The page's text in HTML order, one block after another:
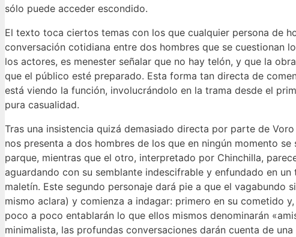
sólo puede acceder escondido.
El texto toca ciertos temas con los que cualquier persona de
conversación cotidiana entre dos hombres que se cuestionan
los actores, es menester señalar que no hay telón, y que la
que el público esté preparado. Esta forma tan directa de
está viendo la función, involucrándolo en la trama desde el
pura casualidad.
Tras una insistencia quizá demasiado directa por parte de
nos presenta a dos hombres de los que en ningún momento
parque, mientras que el otro, interpretado por Chinchilla,
aguardando con su semblante indescifrable y enfundado en
maletín. Este segundo personaje dará pie a que el
mismo aclara) y comienza a indagar: primero en su cometido
poco a poco entablarán lo que ellos mismos denominarán
minimalista, las profundas conversaciones darán cuenta de